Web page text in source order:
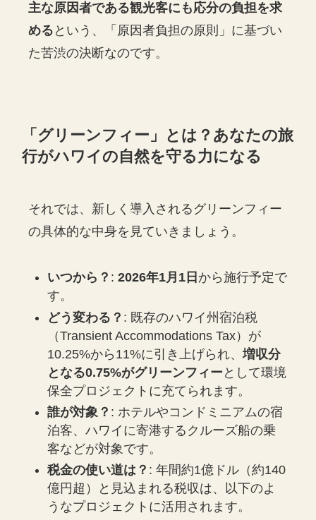
主な原因者である観光客にも応分の負担を求
める という、「原因者負担の原則」に基づい
た苦渋の決断なのです。
「グリーンフィー」とは？あなたの旅
行がハワイの自然を守る力になる
それでは、新しく導入されるグリーンフィー
の具体的な中身を見ていきましょう。
いつから？ :2026年1月1日 から施行予定で
す。
どう変わる？ : 既存のハワイ州宿泊税
（Transient Accommodations Tax）が
10.25%から11%に引き上げられ、増収分
となる0.75%がグリーンフィー として環境
保全プロジェクトに充てられます。
誰が対象？ : ホテルやコンドミニアムの宿
泊客、ハワイに寄港するクルーズ船の乗
客などが対象です。
税金の使い道は？ : 年間約1億ドル（約140
億円超）と見込まれる税収は、以下のよ
うなプロジェクトに活用されます。